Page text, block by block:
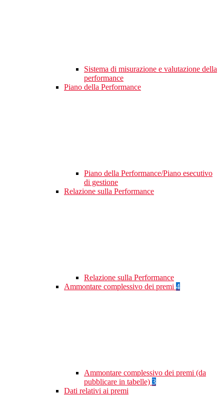
Sistema di misurazione e valutazione della
performance
Piano della Performance
Piano della Performance/Piano esecutivo
di gestione
Relazione sulla Performance
Relazione sulla Performance
Ammontare complessivo dei premi 4
Ammontare complessivo dei premi (da
pubblicare in tabelle) 3
Dati relativi ai premi